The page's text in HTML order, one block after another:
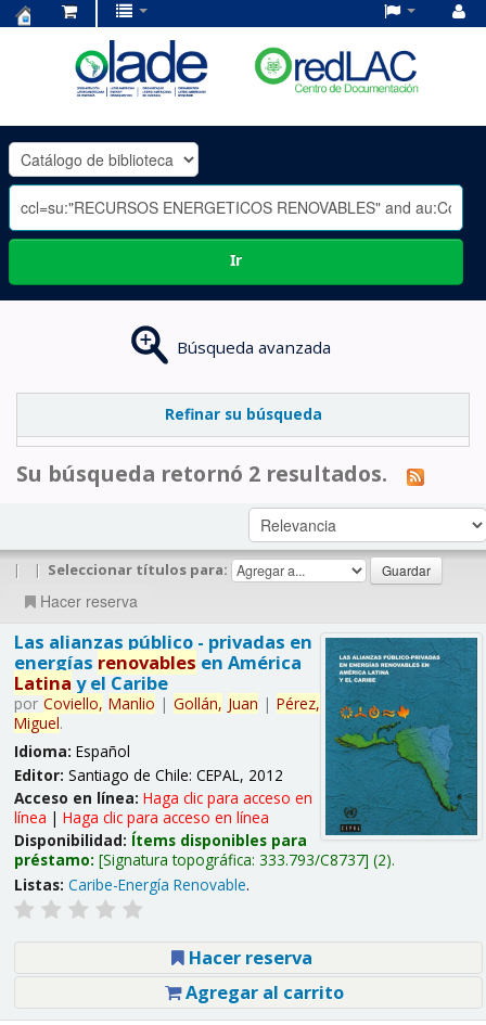
OLADE
-
Ir
Búsqueda avanzada
Refinar su búsqueda
Su búsqueda retornó 2 resultados.
| | Seleccionar títulos para:
Hacer reserva
Las alianzas público - privadas en
energías renovables en América
Latina y el Caribe
por Coviello, Manlio | Gollán, Juan | Pérez,
Miguel.
Idioma: Español
Editor: Santiago de Chile: CEPAL, 2012
Acceso en línea: Haga clic para acceso en
línea | Haga clic para acceso en línea
Disponibilidad: Ítems disponibles para
préstamo: Signatura topográfica: 333.793/C8737 (2).
Listas: Caribe-Energía Renovable.
Hacer reserva
Agregar al carrito